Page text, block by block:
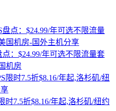
：$24.99/年可选不限流量套
机房
时7.5折$8.16/年起,洛杉矶/纽约